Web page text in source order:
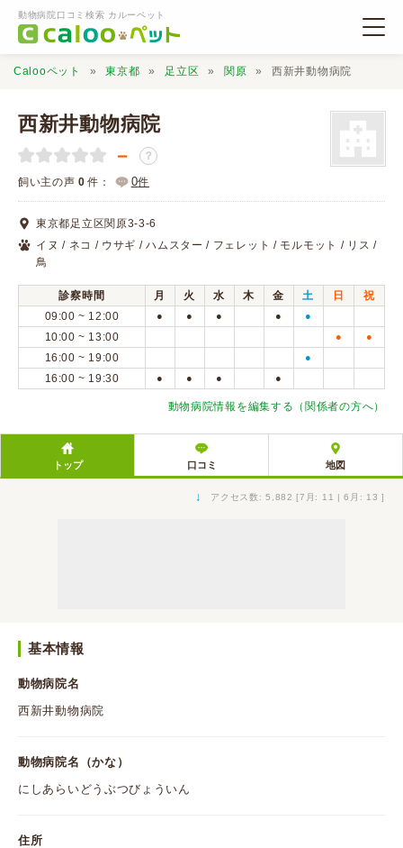
動物病院口コミ検索 カルーペット
動物病院検索
口コミ検索
Calooペットとは？
口コミ投稿
Calooペット 東京都 足立区 関原 西新井動物病院
西新井動物病院
－ ？
飼い主の声 0 件： 0件
東京都足立区関原3-3-6
イヌ / ネコ / ウサギ / ハムスター / フェレット / モルモット / リス /
鳥
診察時間 月 火 水 木 金 土 日
祝
09:00 ~ 12:00
● ● ● ● ●
10:00 ~ 13:00 ● ●
16:00 ~ 19:00 ●
16:00 ~ 19:30 ● ● ● ●
動物病院情報を編集する（関係者の方へ）
トップ 口コミ 地図
↓ アクセス数: 5,882 [7月: 11 | 6月: 13 ]
基本情報
動物病院名
西新井動物病院
動物病院名（かな）
にしあらいどうぶつびょういん
住所